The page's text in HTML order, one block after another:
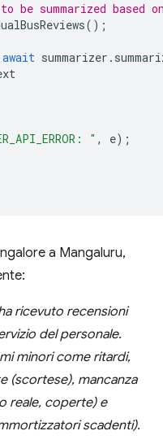
be summarized based
();
await summarizer .
" , e);
a Mangaluru,
ricevuto recensioni
del personale.
minori come ritardi,
(scortese), mancanza
reale, coperte) e
scadenti).